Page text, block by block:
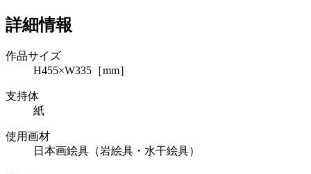
詳細情報
作品サイズ
H455×W335［mm］
支持体
紙
使用画材
日本画絵具（岩絵具・水干絵具）